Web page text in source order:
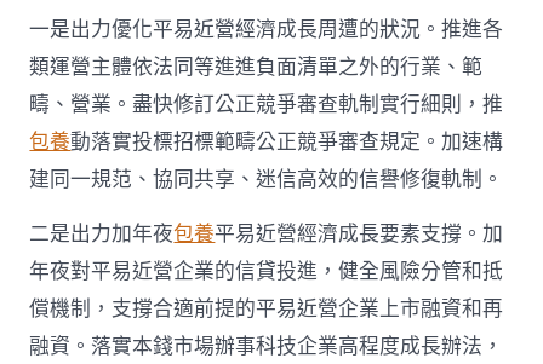
一是出力優化平易近營經濟成長周遭的狀況。推進各
類運營主體依法同等進進負面清單之外的行業、範
疇、營業。盡快修訂公正競爭審查軌制實行細則，推
包養動落實投標招標範疇公正競爭審查規定。加速構
建同一規范、協同共享、迷信高效的信譽修復軌制。
二是出力加年夜包養平易近營經濟成長要素支撐。加
年夜對平易近營企業的信貸投進，健全風險分管和抵
償機制，支撐合適前提的平易近營企業上市融資和再
融資。落實本錢市場辦事科技企業高程度成長辦法，